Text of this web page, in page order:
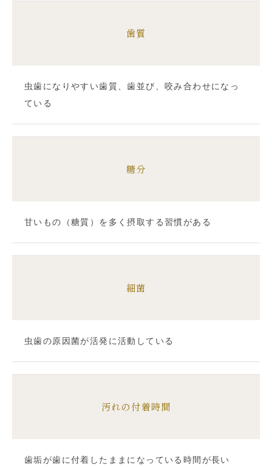
歯質
虫歯になりやすい歯質、歯並び、咬み合わせになっ
ている
糖分
甘いもの（糖質）を多く摂取する習慣がある
細菌
虫歯の原因菌が活発に活動している
汚れの付着時間
歯垢が歯に付着したままになっている時間が長い